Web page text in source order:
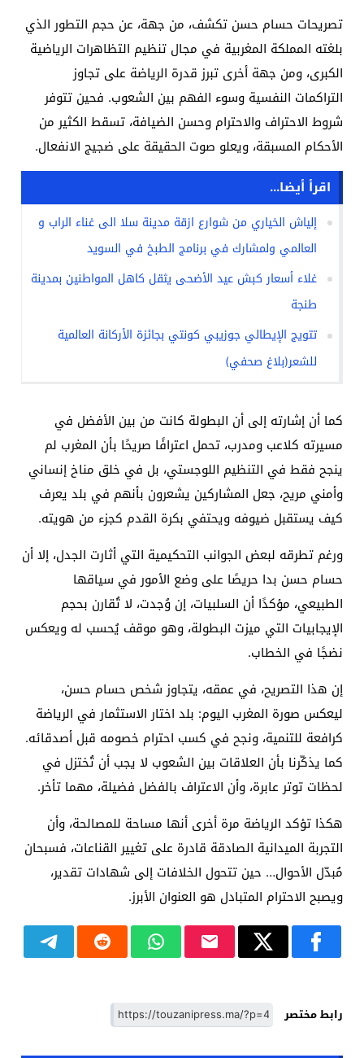
تصريحات حسام حسن تكشف، من جهة، عن حجم التطور الذي
بلغته المملكة المغربية في مجال تنظيم التظاهرات الرياضية
الكبرى، ومن جهة أخرى تبرز قدرة الرياضة على تجاوز
التراكمات النفسية وسوء الفهم بين الشعوب. فحين تتوفر
شروط الاحتراف والاحترام وحسن الضيافة، تسقط الكثير من
الأحكام المسبقة، ويعلو صوت الحقيقة على ضجيج الانفعال.
اقرأ أيضا...
إلياش الخياري من شوارع ازقة مدينة سلا الى غناء الراب و
العالمي ولمشارك في برنامج الطبخ في السويد
غلاء أسعار كبش عيد الأضحى يثقل كاهل المواطنين بمدينة
طنجة
تتويج الإيطالي جوزيبي كونتي بجائزة الأركانة العالمية
للشعر(بلاغ صحفي)
كما أن إشارته إلى أن البطولة كانت من بين الأفضل في
مسيرته كلاعب ومدرب، تحمل اعترافًا صريحًا بأن المغرب لم
ينجح فقط في التنظيم اللوجستي، بل في خلق مناخ إنساني
وأمني مريح، جعل المشاركين يشعرون بأنهم في بلد يعرف
كيف يستقبل ضيوفه ويحتفي بكرة القدم كجزء من هويته.
ورغم تطرقه لبعض الجوانب التحكيمية التي أثارت الجدل، إلا أن
حسام حسن بدا حريصًا على وضع الأمور في سياقها
الطبيعي، مؤكدًا أن السلبيات، إن وُجدت، لا تُقارن بحجم
الإيجابيات التي ميزت البطولة، وهو موقف يُحسب له ويعكس
نضجًا في الخطاب.
إن هذا التصريح، في عمقه، يتجاوز شخص حسام حسن،
ليعكس صورة المغرب اليوم: بلد اختار الاستثمار في الرياضة
كرافعة للتنمية، ونجح في كسب احترام خصومه قبل أصدقائه.
كما يذكّرنا بأن العلاقات بين الشعوب لا يجب أن تُختزل في
لحظات توتر عابرة، وأن الاعتراف بالفضل فضيلة، مهما تأخر.
هكذا تؤكد الرياضة مرة أخرى أنها مساحة للمصالحة، وأن
التجربة الميدانية الصادقة قادرة على تغيير القناعات، فسبحان
مُبدّل الأحوال… حين تتحول الخلافات إلى شهادات تقدير،
ويصبح الاحترام المتبادل هو العنوان الأبرز.
رابط مختصر